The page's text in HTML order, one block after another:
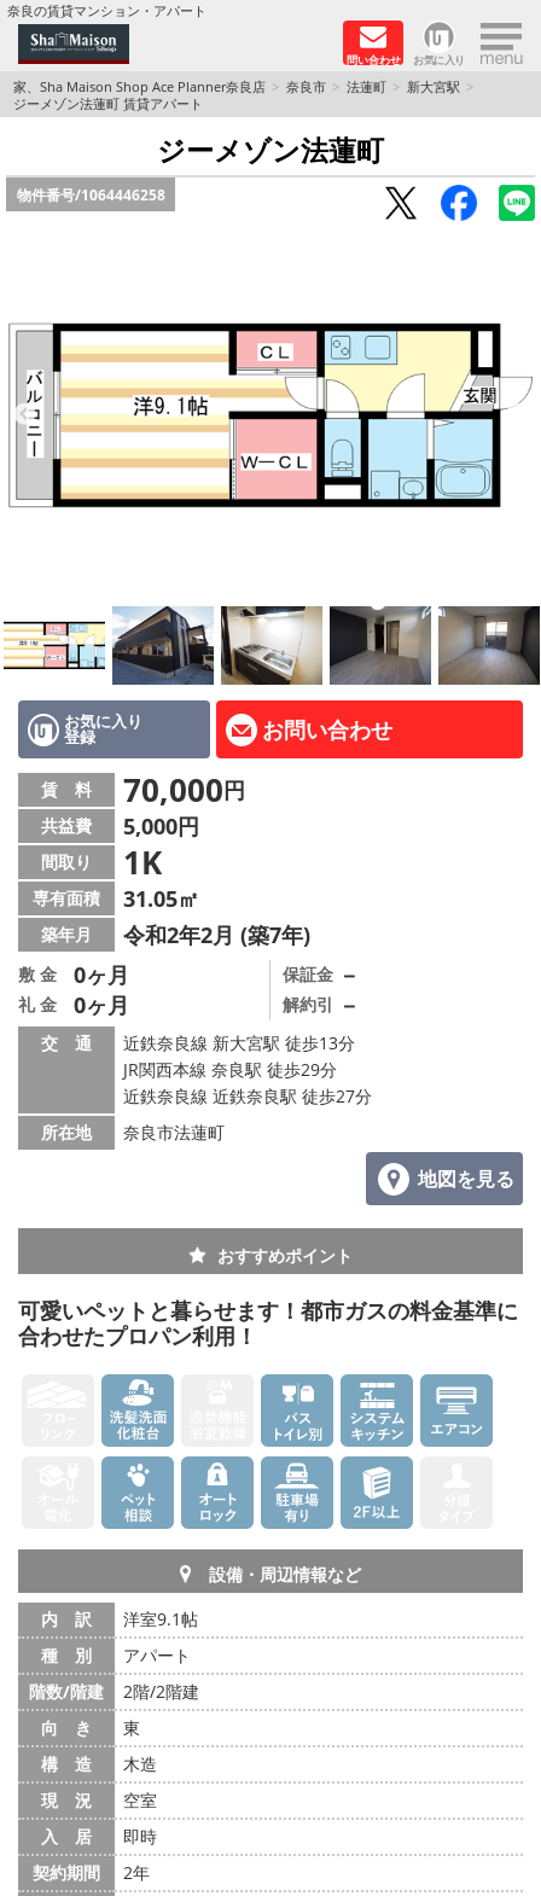
奈良の賃貸マンション・アパート
問い合わせ お気に入り ×
TOPページ
Foreigners welcome！
店長のおすすめ物件
市)
積水ハウス Sha Maison 特集 (奈良南部)
路線·駅から探す
地域から探す
AcePlanner公式ライン
スタッフ紹介
リフォーム のことなら！
オーナー様へ
住宅型有料老人 Ｆｌｅｕｒａｇｅ
店舗情報·アクセス
会社概要
メールでお問い合わせ
家、Sha Maison Shop Ace Planner奈良店 奈良市 法蓮町
新大宮駅
ジーメゾン法蓮町 賃貸アパート
ジーメゾン法蓮町
物件番号/1064446258
お気に入り
登録 お問い合わせ
賃 料 70,000円
共益費 5,000円
間取り 1K
専有面積 31.05㎡
築年月 令和2年2月 (築7年)
敷 金 0ヶ月
礼 金 0ヶ月
保証金 －
解約引 －
交 通
近鉄奈良線 新大宮駅 徒歩13分
JR関西本線 奈良駅 徒歩29分
近鉄奈良線 近鉄奈良駅 徒歩27分
所在地
奈良市法蓮町
地図を見る
おすすめポイント
可愛いペットと暮らせます！都市ガスの料金基準に
合わせたプロパン利用！
設備・周辺情報など
内 訳
洋室9.1帖
種 別
アパート
階数/階建
2階/2階建
向 き
東
構 造
木造
現 況
空室
入 居
即時
契約期間
2年